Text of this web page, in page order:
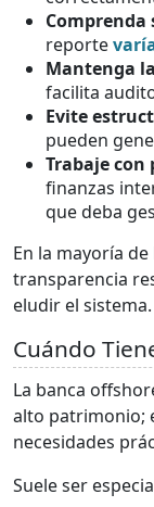
Comprenda
reporte
Mantenga
facilita
Evite
pueden
Trabaje con
finanzas
que deba
En la mayoría
transparencia
eludir el sistema.
Cuándo
La banca
alto patrimonio;
necesidades
Suele ser